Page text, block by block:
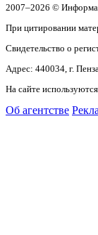
2007–2026 ©
При цитировании
Свидетельство о
Адрес: 440034, г.
На сайте
Об агентстве